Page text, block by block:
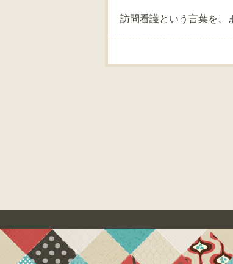
訪問看護という言葉を、
Post